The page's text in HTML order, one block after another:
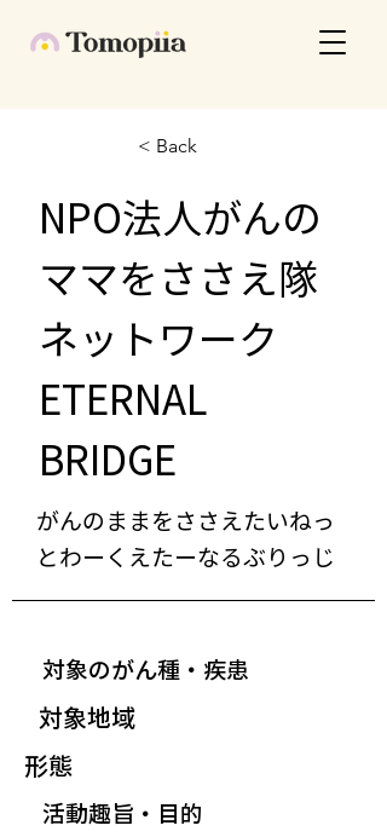
< Back
NPO法人がんの
ママをささえ隊
ネットワーク
ETERNAL
BRIDGE
がんのままをささえたいねっ
とわーくえたーなるぶりっじ
対象のがん種・疾患
対象地域
形態
活動趣旨・目的